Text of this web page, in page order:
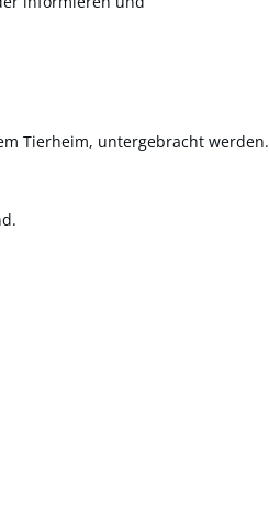
Tierheim, untergebracht werden.